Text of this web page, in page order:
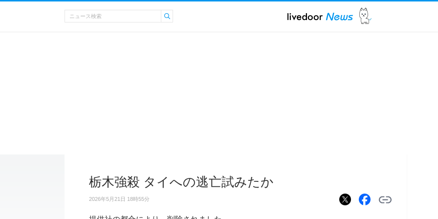
栃木強殺 タイへの逃亡試みたか
2026年5月21日 18時55分